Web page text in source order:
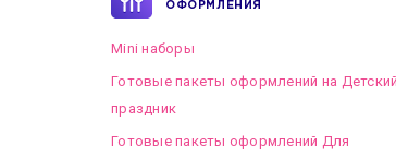
ОФОРМЛЕНИЯ
Mini наборы
Готовые пакеты оформлений на Детский
праздник
Готовые пакеты оформлений Для